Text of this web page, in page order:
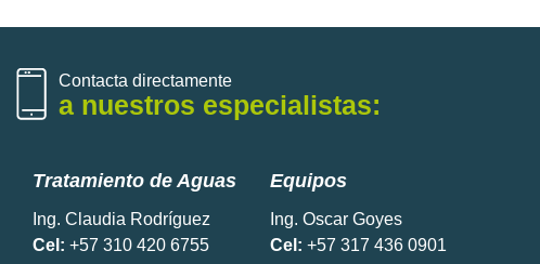
Contacta directamente
a nuestros especialistas:
Tratamiento de Aguas
Ing. Claudia Rodríguez
Cel: +57 310 420 6755
Equipos
Ing. Oscar Goyes
Cel: +57 317 436 0901